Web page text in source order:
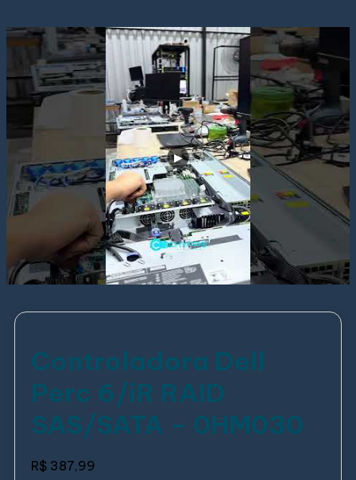
Controladora Dell
Perc 6/iR RAID
SAS/SATA – 0HM030
R$ 387,99